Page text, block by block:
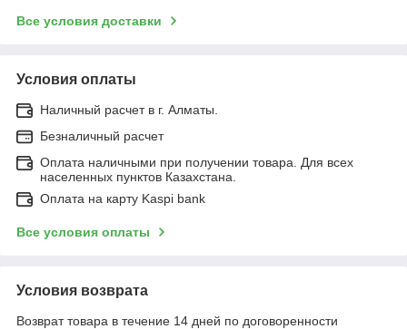
Все условия доставки
Условия оплаты
Наличный расчет в г. Алматы.
Безналичный расчет
Оплата наличными при получении товара. Для всех
населенных пунктов Казахстана.
Оплата на карту Kaspi bank
Все условия оплаты
Условия возврата
Возврат товара в течение 14 дней по договоренности